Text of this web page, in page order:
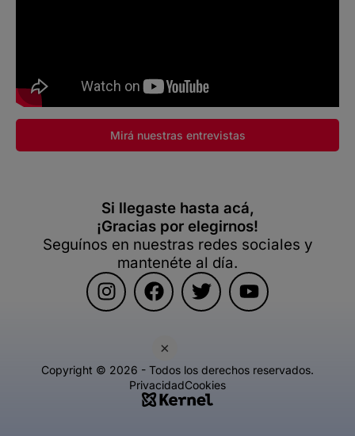
×
Mirá nuestras entrevistas
Si llegaste hasta acá,
¡Gracias por elegirnos!
Seguínos en nuestras redes sociales y
mantenéte al día.
Copyright © 2026 - Todos los derechos reservados.
PrivacidadCookies